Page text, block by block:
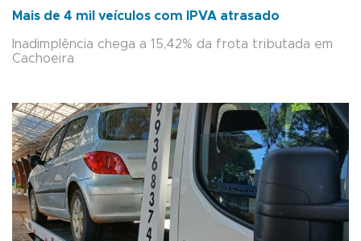
Mais de 4 mil veículos com IPVA atrasado
Inadimplência chega a 15,42% da frota tributada em
Cachoeira